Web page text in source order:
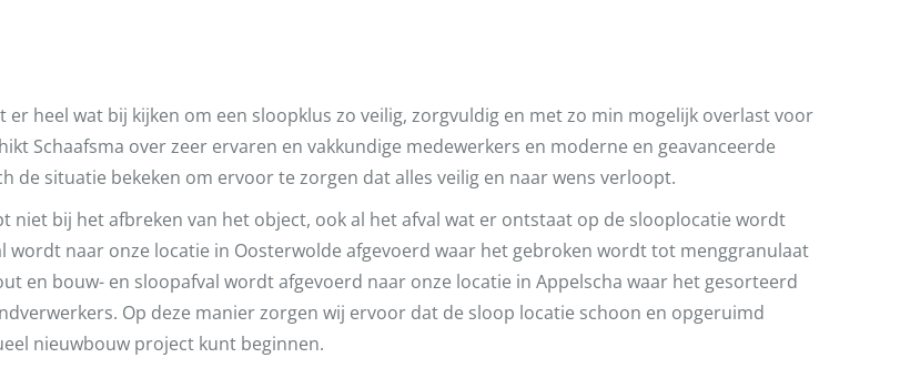
heel wat bij kijken om een sloopklus zo veilig, zorgvuldig en met zo min mogelijk overlast voor
Schaafsma over zeer ervaren en vakkundige medewerkers en moderne en geavanceerde
situatie bekeken om ervoor te zorgen dat alles veilig en naar wens verloopt.
niet bij het afbreken van het object, ook al het afval wat er ontstaat op de slooplocatie wordt
naar onze locatie in Oosterwolde afgevoerd waar het gebroken wordt tot menggranulaat
en bouw- en sloopafval wordt afgevoerd naar onze locatie in Appelscha waar het gesorteerd
Op deze manier zorgen wij ervoor dat de sloop locatie schoon en opgeruimd
nieuwbouw project kunt beginnen.